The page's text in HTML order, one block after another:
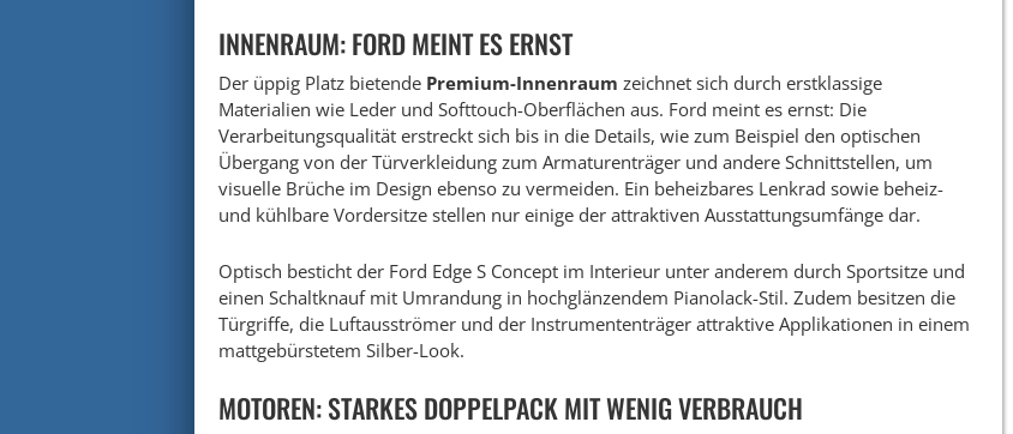
INNENRAUM: FORD MEINT ES ERNST
Der üppig Platz bietende Premium-Innenraum zeichnet sich durch erstklassige
Materialien wie Leder und Softtouch-Oberflächen aus. Ford meint es ernst: Die
Verarbeitungsqualität erstreckt sich bis in die Details, wie zum Beispiel den optischen
Übergang von der Türverkleidung zum Armaturenträger und andere Schnittstellen, um
visuelle Brüche im Design ebenso zu vermeiden. Ein beheizbares Lenkrad sowie beheiz-
und kühlbare Vordersitze stellen nur einige der attraktiven Ausstattungsumfänge dar.
Optisch besticht der Ford Edge S Concept im Interieur unter anderem durch Sportsitze und
einen Schaltknauf mit Umrandung in hochglänzendem Pianolack-Stil. Zudem besitzen die
Türgriffe, die Luftausströmer und der Instrumententräger attraktive Applikationen in einem
mattgebürstetem Silber-Look.
MOTOREN: STARKES DOPPELPACK MIT WENIG VERBRAUCH